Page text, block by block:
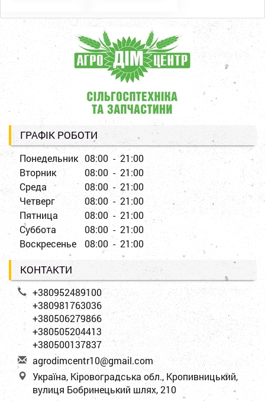
ГРАФІК РОБОТИ
Понедельник 08:00 - 21:00
Вторник
08:00 - 21:00
Среда
08:00 - 21:00
Четверг
08:00 - 21:00
Пятница
08:00 - 21:00
Суббота
08:00 - 21:00
Воскресенье
08:00 - 21:00
КОНТАКТИ
+380952489100
+380981763036
+380506279866
+380505204413
+380500137837
agrodimcentr10@gmail.com
Україна, Кіровоградська обл., Кропивницький,
вулиця Бобринецький шлях, 210